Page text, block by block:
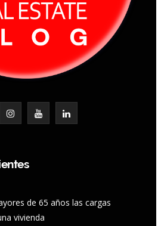
I
a
g
Y
u
b
L
e
de 65 años las cargas
vivienda